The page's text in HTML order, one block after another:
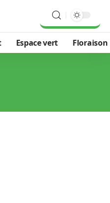
Espace vert Floraison